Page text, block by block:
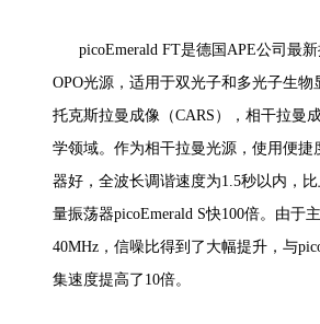
picoEmerald FT是德国APE公司最
OPO光源，适用于双光子和多光子生物
托克斯拉曼成像（CARS），相干拉曼
学领域。作为相干拉曼光源，使用便捷
器好，全波长调谐速度为1.5秒以内，
量振荡器picoEmerald S快100倍。由于
40MHz，信噪比得到了大幅提升，与
集速度提高了10倍。